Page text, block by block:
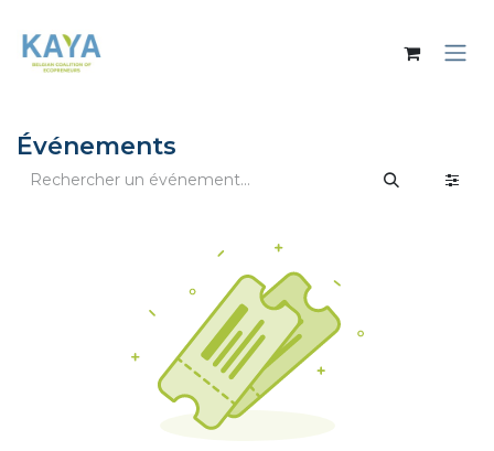
Événements